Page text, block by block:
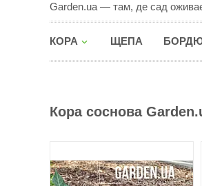
Garden.ua — там, де сад
КОРА ЩЕПА
Кора соснова